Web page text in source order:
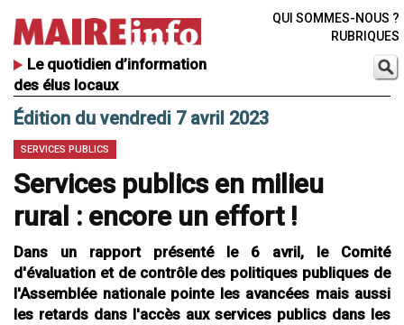
Le quotidien d’information
des élus locaux
QUI SOMMES-NOUS ?
RUBRIQUES
Édition du vendredi 7 avril 2023
SERVICES PUBLICS
Services publics en milieu
rural : encore un effort !
Dans un rapport présenté le 6 avril, le Comité
d'évaluation et de contrôle des politiques publiques de
l'Assemblée nationale pointe les avancées mais aussi
les retards dans l'accès aux services publics dans les